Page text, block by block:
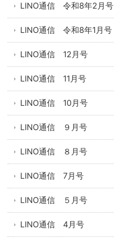
LINO通信 令和8年2月号
LINO通信 令和8年1月号
LINO通信 12月号
LINO通信 11月号
LINO通信 10月号
LINO通信 ９月号
LINO通信 ８月号
LINO通信 7月号
LINO通信 ５月号
LINO通信 4月号